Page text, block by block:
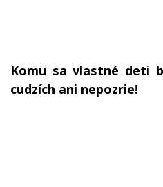
Komu sa vlastné deti
cudzích ani nepozrie!